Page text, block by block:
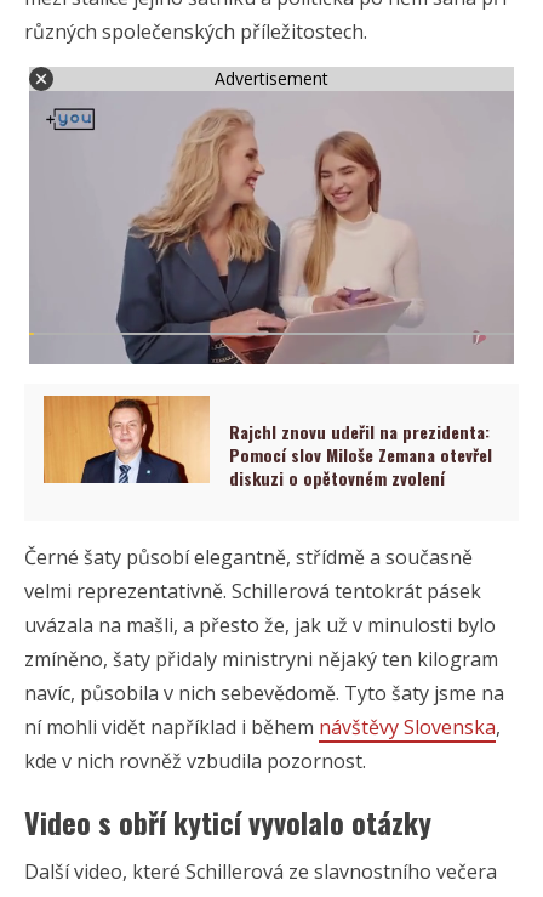
různých společenských příležitostech.
Advertisement
Rajchl znovu udeřil na prezidenta:
Pomocí slov Miloše Zemana otevřel
diskuzi o opětovném zvolení
Černé šaty působí elegantně, střídmě a současně
velmi reprezentativně. Schillerová tentokrát pásek
uvázala na mašli, a přesto že, jak už v minulosti bylo
zmíněno, šaty přidaly ministryni nějaký ten kilogram
navíc, působila v nich sebevědomě. Tyto šaty jsme na
ní mohli vidět například i během návštěvy Slovenska,
kde v nich rovněž vzbudila pozornost.
Video s obří kyticí vyvolalo otázky
Další video, které Schillerová ze slavnostního večera